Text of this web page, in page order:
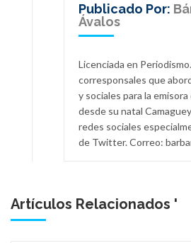
Publicado Por:
Ávalos
Licenciada en
corresponsales que
y sociales para la
desde su natal
redes sociales
de Twitter. Correo:
Artículos Relacionados '